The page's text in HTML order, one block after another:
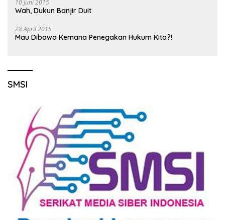
10 Juni 2015
Wah, Dukun Banjir Duit
28 April 2015
Mau Dibawa Kemana Penegakan Hukum Kita?!
SMSI